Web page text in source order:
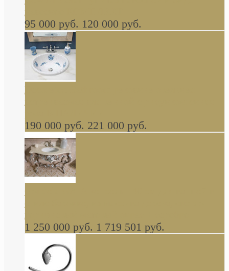
навесное КОМПЛЕКТ
95 000 руб. 120 000 руб.
Decorated Bathroom раковина овальная
встраиваемая для ванной с рисунком синяя
роза В НАЛИЧИИ
190 000 руб. 221 000 руб.
стиле барокко, из массива дерева, светло
коричневый матовый окрас + серебро
1 250 000 руб. 1 719 501 руб.